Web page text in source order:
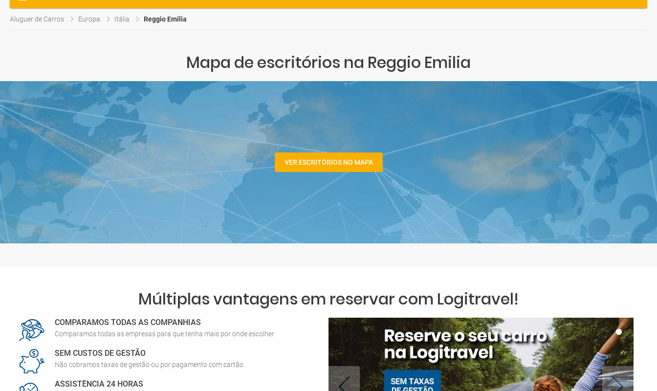
Aluguer de Carros Europa Itália Reggio Emilia
Mapa de escritórios na Reggio Emilia
VER ESCRITÓRIOS NO MAPA
Múltiplas vantagens em reservar com Logitravel!
COMPARAMOS TODAS AS COMPANHIAS
Comparamos todas as empresas para que tenha mais por onde escolher
SEM CUSTOS DE GESTÃO
Não cobramos taxas de gestão ou por pagamento com cartão
ASSISTÊNCIA 24 HORAS